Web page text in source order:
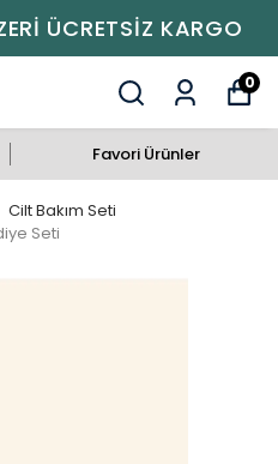
KARGO
0
Favori Ürünler
Cilt Bakım Seti
Seti